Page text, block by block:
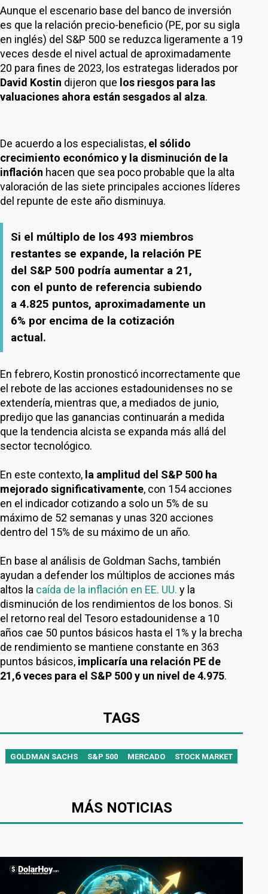
Aunque el escenario base del banco de inversión
es que la relación precio-beneficio (PE, por su sigla
en inglés) del S&P 500 se reduzca ligeramente a 19
veces desde el nivel actual de aproximadamente
20 para fines de 2023, los estrategas liderados por
David Kostin dijeron que los riesgos para las
valuaciones ahora están sesgados al alza.
De acuerdo a los especialistas, el sólido
crecimiento económico y la disminución de la
inflación hacen que sea poco probable que la alta
valoración de las siete principales acciones líderes
del repunte de este año disminuya.
Si el múltiplo de los 493 miembros
restantes se expande, la relación PE
del S&P 500 podría aumentar a 21,
con el punto de referencia subiendo
a 4.825 puntos, aproximadamente un
6% por encima de la cotización
actual.
En febrero, Kostin pronosticó incorrectamente que
el rebote de las acciones estadounidenses no se
extendería, mientras que, a mediados de junio,
predijo que las ganancias continuarán a medida
que la tendencia alcista se expanda más allá del
sector tecnológico.
En este contexto, la amplitud del S&P 500 ha
mejorado significativamente, con 154 acciones
en el indicador cotizando a solo un 5% de su
máximo de 52 semanas y unas 320 acciones
dentro del 15% de su máximo de un año.
En base al análisis de Goldman Sachs, también
ayudan a defender los múltiplos de acciones más
altos la caída de la inflación en EE. UU. y la
disminución de los rendimientos de los bonos. Si
el retorno real del Tesoro estadounidense a 10
años cae 50 puntos básicos hasta el 1% y la brecha
de rendimiento se mantiene constante en 363
puntos básicos, implicaría una relación PE de
21,6 veces para el S&P 500 y un nivel de 4.975.
TAGS
GOLDMAN SACHS S&P 500 MERCADO STOCK MARKET
MÁS NOTICIAS